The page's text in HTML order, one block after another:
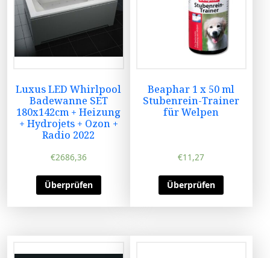
Luxus LED Whirlpool
Badewanne SET
180x142cm + Heizung
+ Hydrojets + Ozon +
Radio 2022
€2686,36
Überprüfen
Beaphar 1 x 50 ml
Stubenrein-Trainer
für Welpen
€11,27
Überprüfen